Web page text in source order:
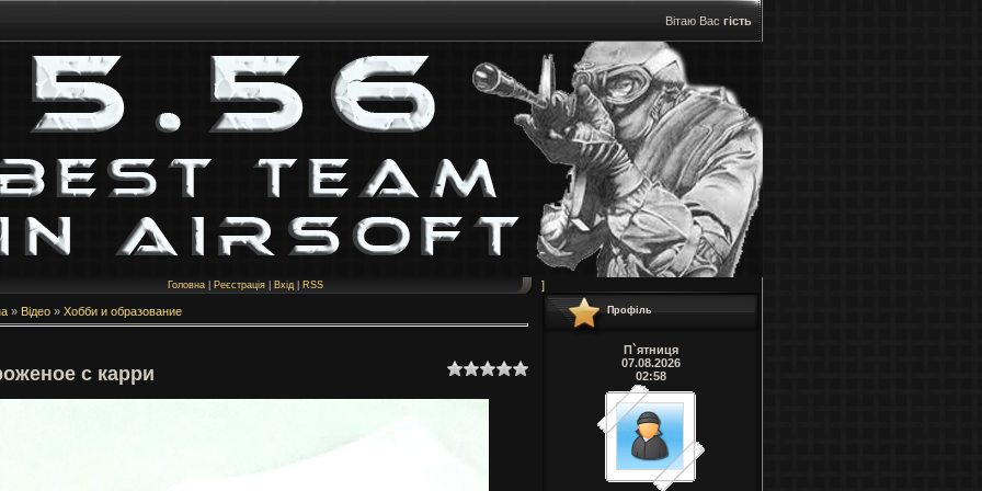
Вітаю Вас гість
Головна Реєстрація Вхід RSS
» Відео » Хобби и образование
с карри
]
Профіль
П`ятниця
07.08.2026
02:58